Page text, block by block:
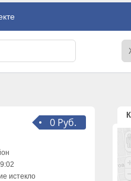
0 Руб.
истекло